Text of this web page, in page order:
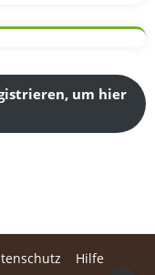
um hier
Hilfe